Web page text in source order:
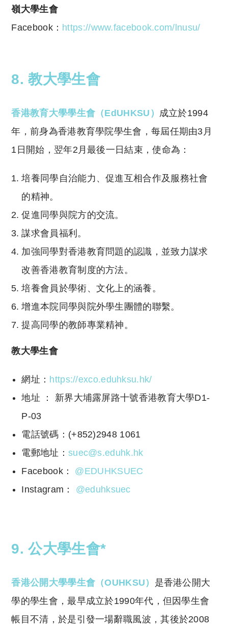
嶺大學生會
Facebook： https://www.facebook.com/lnusu/
8. 教大學生會
香港教育大學學生會（EdUHKSU）
成立於1994
年，前身為香港教育學院學生會，每屆任期由3月
1日開始，翌年2月最後一日結束，使命為：
培養同學自治能力、促進互相合作及服務社會
的精神。
促進同學與院方的交流。
謀求會員福利。
加強同學對香港教育問題的認識，並致力謀求
改善香港教育制度的方法。
培養會員於學術、文化上的涵養。
增進本院同學與院外學生團體的聯繫。
提高同學的教師專業精神。
教大學生會
網址： https://exco.eduhksu.hk/
地址 ： 新界大埔露屏路十號香港教育大學D1-
P-03
電話號碼：(+852)2948 1061
電郵地址： suec@s.eduhk.hk
Facebook： @EDUHKSUEC
Instagram： @eduhksuec
9. 公大學生會*
香港公開大學學生會（OUHKSU） 是香港公開大
學的學生會，最早成立於1990年代，但因學生會
帳目不清，於是引發一場辭職風波，其後於2008